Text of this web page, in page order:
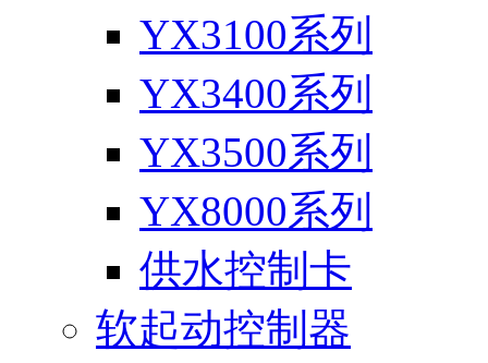
YX3100系列
YX3400系列
YX3500系列
YX8000系列
供水控制卡
软起动控制器